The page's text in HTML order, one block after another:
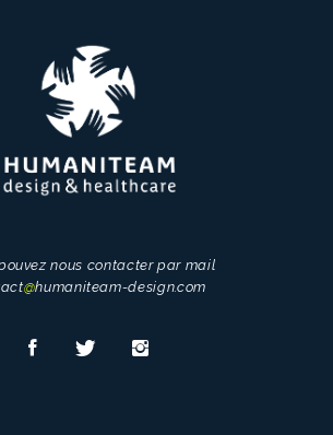
nous contacter par mail
@humaniteam-design.com